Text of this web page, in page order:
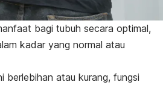
bagi tubuh secara optimal,
kadar yang normal atau
berlebihan atau kurang, fungsi